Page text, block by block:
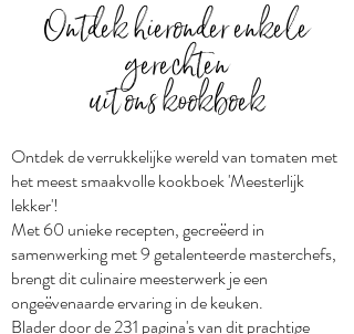
Ontdek hieronder enkele
gerechten
uit ons kookboek
Ontdek de verrukkelijke wereld van tomaten met
het meest smaakvolle kookboek 'Meesterlijk
lekker'!
Met 60 unieke recepten, gecreëerd in
samenwerking met 9 getalenteerde masterchefs,
brengt dit culinaire meesterwerk je een
ongeëvenaarde ervaring in de keuken.
Blader door de 231 pagina's van dit prachtige